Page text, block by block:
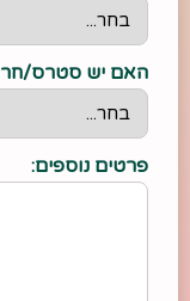
האם יש סטרס/
פרטים נוספים: